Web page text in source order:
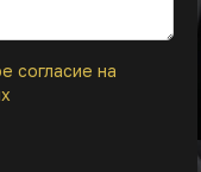
согласие на